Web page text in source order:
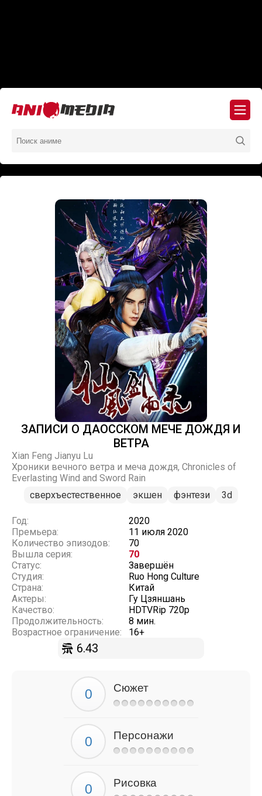
ЗАПИСИ О ДАОССКОМ МЕЧЕ ДОЖДЯ И
ВЕТРА
Xian Feng Jianyu Lu
Хроники вечного ветра и меча дождя, Chronicles of
Everlasting Wind and Sword Rain
сверхъестественное
экшен фэнтези 3d
Год:
2020
Премьера:
11 июля 2020
Количество эпизодов:
70
Вышла серия:
70
Статус:
Завершён
Студия:
Ruo Hong Culture
Страна:
Китай
Актеры:
Гу Цзяншань
Качество:
HDTVRip 720p
Продолжительность:
8 мин.
Возрастное ограничение:
16+
6.43
Сюжет
Персонажи
Рисовка